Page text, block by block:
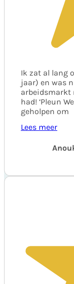
Ik zat al lang
jaar) en was
arbeidsmarkt
had! ‘Pleun
geholpen om
Lees meer